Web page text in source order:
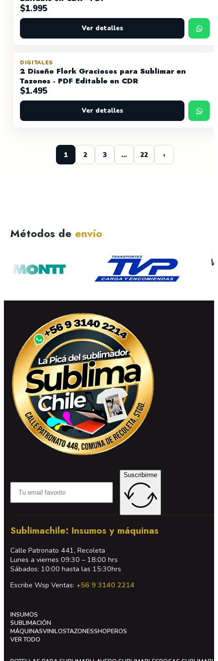
$1.995
Ver detalles
DIGITALES
2 Diseño Flork Graciosos para Sublimar en
Tazones - PDF Editable en CDR
$1.495
Ver detalles
1 2 3 … 22 ›
Métodos de envío
Suscribirme
Sublimachile: Insumos y máquinas
Calle Patronato 441, Recoleta
Lunes a viernes 09:30 – 18:00 hrs
Sábados: 10:00 hasta las 15:30hrs
Escribe Wsp Ventas:+56 9 3140 2214
INSUMOS
SUBLIMACIÓN
MÁQUINASVINILOSTAZONESSHOPEROS
VER TODO